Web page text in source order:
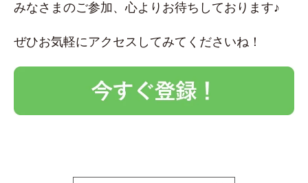
みなさまのご参加、心よりお待ちしております♪
ぜひお気軽にアクセスしてみてくださいね！